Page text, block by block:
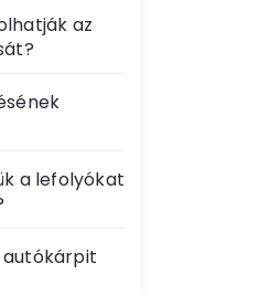
az
a lefolyókat
autókárpit